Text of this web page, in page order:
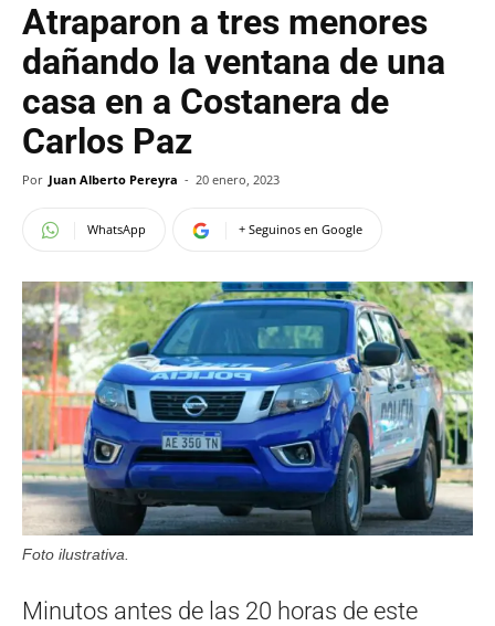
Atraparon a tres menores
dañando la ventana de una
casa en a Costanera de
Carlos Paz
Por Juan Alberto Pereyra - 20 enero, 2023
WhatsApp + Seguinos en Google
Foto ilustrativa.
Minutos antes de las 20 horas de este